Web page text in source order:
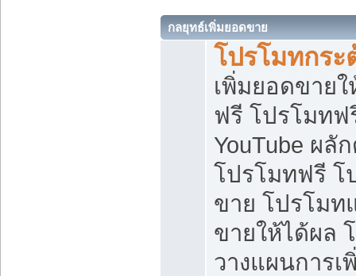
กลยุทธ์เพิ่มยอดขาย
โปรโมทกร
เพิ่มยอดขายใ
ฟรี โปรโมทฟ
YouTube ผลั
โปรโมทฟรี โ
ขาย โปรโมท
ขายให้ได้ผล
วางแผนการ